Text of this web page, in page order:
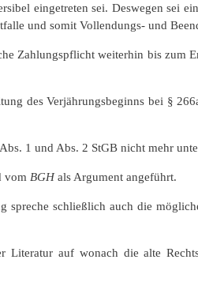
eingetreten sei. Deswegen sei
und somit Vollendungs- und
Zahlungspflicht weiterhin bis zum
des Verjährungsbeginns bei §
1 und Abs. 2 StGB nicht mehr
vom BGHals Argument angeführt.
spreche schließlich auch die
auf wonach die alte